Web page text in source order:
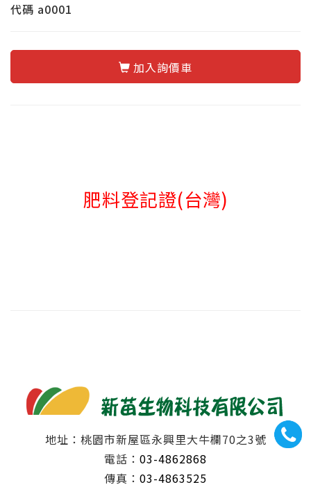
代碼 a0001
加入詢價車
肥料登記證(台灣)
地址：桃園市新屋區永興里大牛欄70之3號
電話： 03-4862868
傳真： 03-4863525